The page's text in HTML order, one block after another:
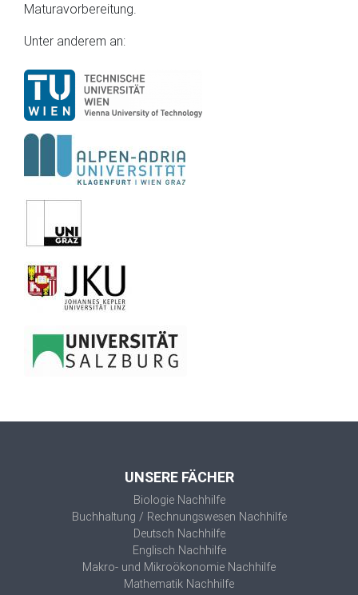
Maturavorbereitung.
Unter anderem an:
UNSERE FÄCHER
Biologie Nachhilfe
Buchhaltung / Rechnungswesen Nachhilfe
Deutsch Nachhilfe
Englisch Nachhilfe
Makro- und Mikroökonomie Nachhilfe
Mathematik Nachhilfe